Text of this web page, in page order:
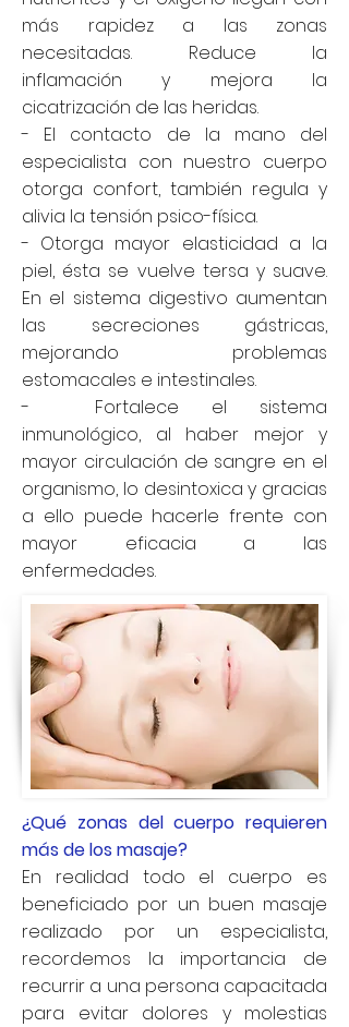
más rapidez a las zonas
necesitadas. Reduce la
inflamación y mejora la
cicatrización de las heridas.
- El contacto de la mano del
especialista con nuestro cuerpo
otorga confort, también regula y
alivia la tensión psico-física.
- Otorga mayor elasticidad a la
piel, ésta se vuelve tersa y suave.
En el sistema digestivo aumentan
las secreciones gástricas,
mejorando problemas
estomacales e intestinales.
- Fortalece el sistema
inmunológico, al haber mejor y
mayor circulación de sangre en el
organismo, lo desintoxica y gracias
a ello puede hacerle frente con
mayor eficacia a las
enfermedades.
¿Qué zonas del cuerpo requieren
más de los masaje?
En realidad todo el cuerpo es
beneficiado por un buen masaje
realizado por un especialista,
recordemos la importancia de
recurrir a una persona capacitada
para evitar dolores y molestias